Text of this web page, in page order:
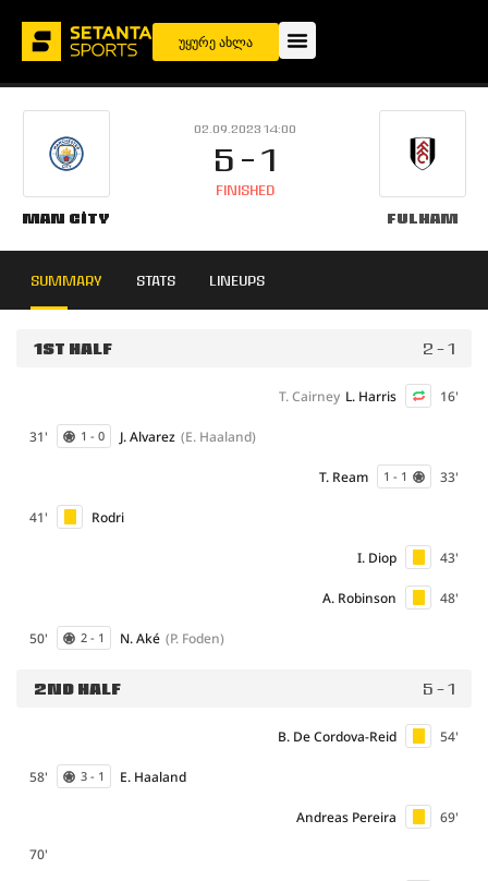
უყურე ახლა
Man City
02.09.2023 14:00
5 - 1
FINISHED
Fulham
SUMMARY STATS LINEUPS
1ST HALF 2 - 1
16'
L. Harris
T. Cairney
31' 1 - 0 J. Alvarez (E. Haaland)
33'
1 - 1
T. Ream
41' Rodri
43'
I. Diop
48'
A. Robinson
50' 2 - 1 N. Aké (P. Foden)
2ND HALF 5 - 1
54'
B. De Cordova-Reid
58' 3 - 1 E. Haaland
69'
Andreas Pereira
70'